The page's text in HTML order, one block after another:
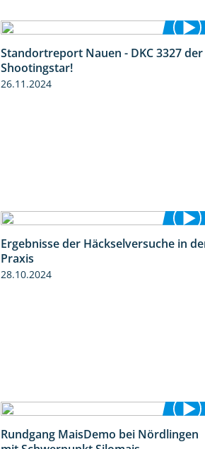
2:35
Standortreport Nauen - DKC 3327 der
Shootingstar!
26.11.2024
5:16
Ergebnisse der Häckselversuche in
Praxis
28.10.2024
10:51
Rundgang MaisDemo bei Nördlingen